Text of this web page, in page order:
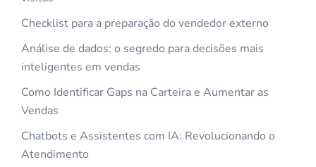
Checklist para a preparação do vendedor externo
Análise de dados: o segredo para decisões mais
inteligentes em vendas
Como Identificar Gaps na Carteira e Aumentar as
Vendas
Chatbots e Assistentes com IA: Revolucionando o
Atendimento